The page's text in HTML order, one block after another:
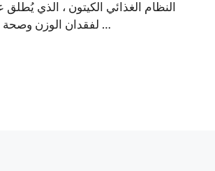
النظام الغذائي الكيتون ، الذي
لفقدان الوزن وصحة التمثيل الغذائي وتكوين الجسم. ولكن في حين أن تناول كميات أقل من الكربوهيدرات هو …